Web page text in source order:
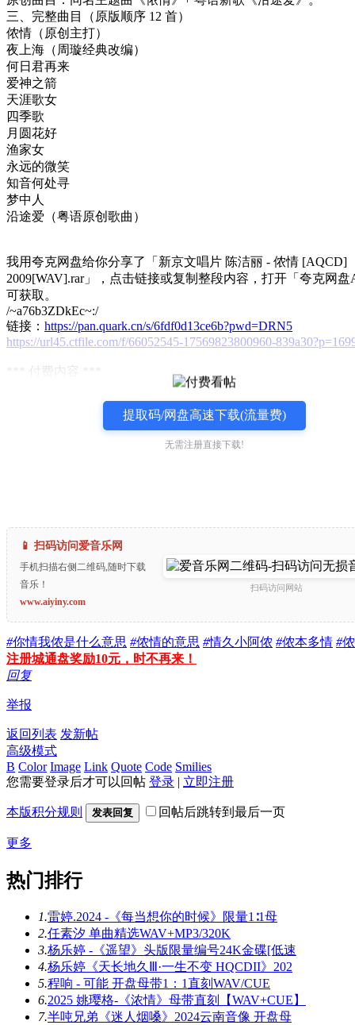
三、完整曲目（原版顺序 12 首）
侬情（原创主打）
夜上海（周璇经典改编）
何日君再来
爱神之箭
天涯歌女
四季歌
月圆花好
渔家女
永远的微笑
知音何处寻
梦中人
沿途爱（粤语原创歌曲）
我用夸克网盘给你分享了「新京文唱片 陈洁丽 - 侬情 [AQCD]
2009[WAV].rar」，点击链接或复制整段内容，打开「夸克网盘
可获取。
/~a76b3ZDkEc~:/
链接： https://pan.quark.cn/s/6fdf0d13ce6b?pwd=DRN5
https://url45.ctfile.com/f/66052545-17569823800960-
*** 付费内容 ***
提取码/网盘高速下载(流量费)
无需注册直接下载!
📱 扫码访问爱音乐网
手机扫描右侧二维码,随时下载
音乐！
www.aiyiny.com
扫码访问网站
#你情我侬是什么意思 #侬情的意思 #情久小阿侬 #侬本多情 #
注册城通盘奖励10元，时不再来！
回复
举报
返回列表 发新帖
高级模式
B Color Image Link Quote Code Smilies
您需要登录后才可以回帖 登录 | 立即注册
本版积分规则 发表回复 回帖后跳转到最后一页
更多
热门排行
1.雷婷.2024 -《每当想你的时候》限量1∶1母
2.任素汐 单曲精选WAV+MP3/320K
3.杨乐婷 -《遥望》头版限量编号24K金碟[低速
4.杨乐婷《天长地久Ⅲ·一生不变 HQCDII》202
5.程响 - 可能 开盘母带1：1直刻WAV/CUE
6.2025 姚璎格-《浓情》母带直刻【WAV+CUE】
7.半吨兄弟《迷人烟嗓》2024云南音像 开盘母